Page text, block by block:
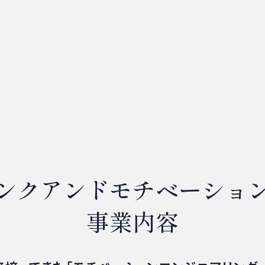
クアンドモチベーショ
事業内容